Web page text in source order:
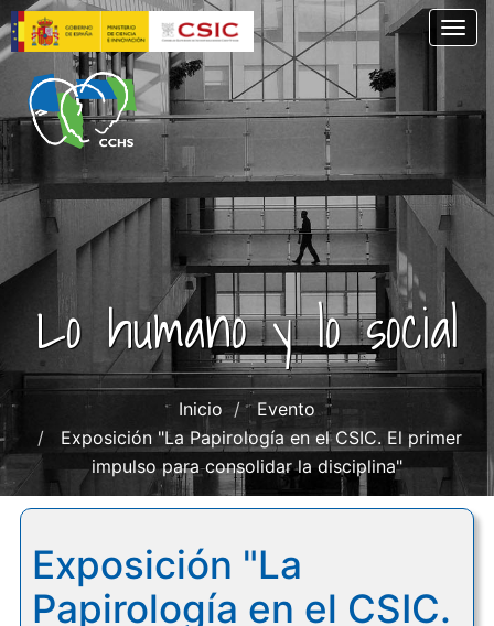
Pasar
al
contenido
principal
Lo humano y lo social
Inicio
Evento
Exposición "La Papirología en el CSIC. El primer
impulso para consolidar la disciplina"
Exposición "La
Papirología en el CSIC.